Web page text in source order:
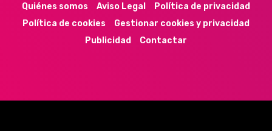
Quiénes somos Aviso Legal
Política de privacidad
Política de cookies
Gestionar cookies y privacidad
Publicidad
Contactar